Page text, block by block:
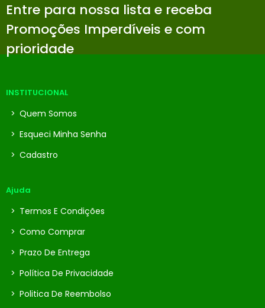
Entre para nossa lista e receba
Promoções Imperdíveis e com
prioridade
INSTITUCIONAL
> Quem Somos
> Esqueci Minha Senha
> Cadastro
Ajuda
> Termos E Condições
> Como Comprar
> Prazo De Entrega
> Política De Privacidade
> Politica De Reembolso